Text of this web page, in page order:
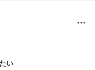
続きます。
。
同心よりお待ちしておりま
」とお褒めいただき、また
だけたようで、大変光栄で
まざまなメニューをご用意
工夫しております。
い